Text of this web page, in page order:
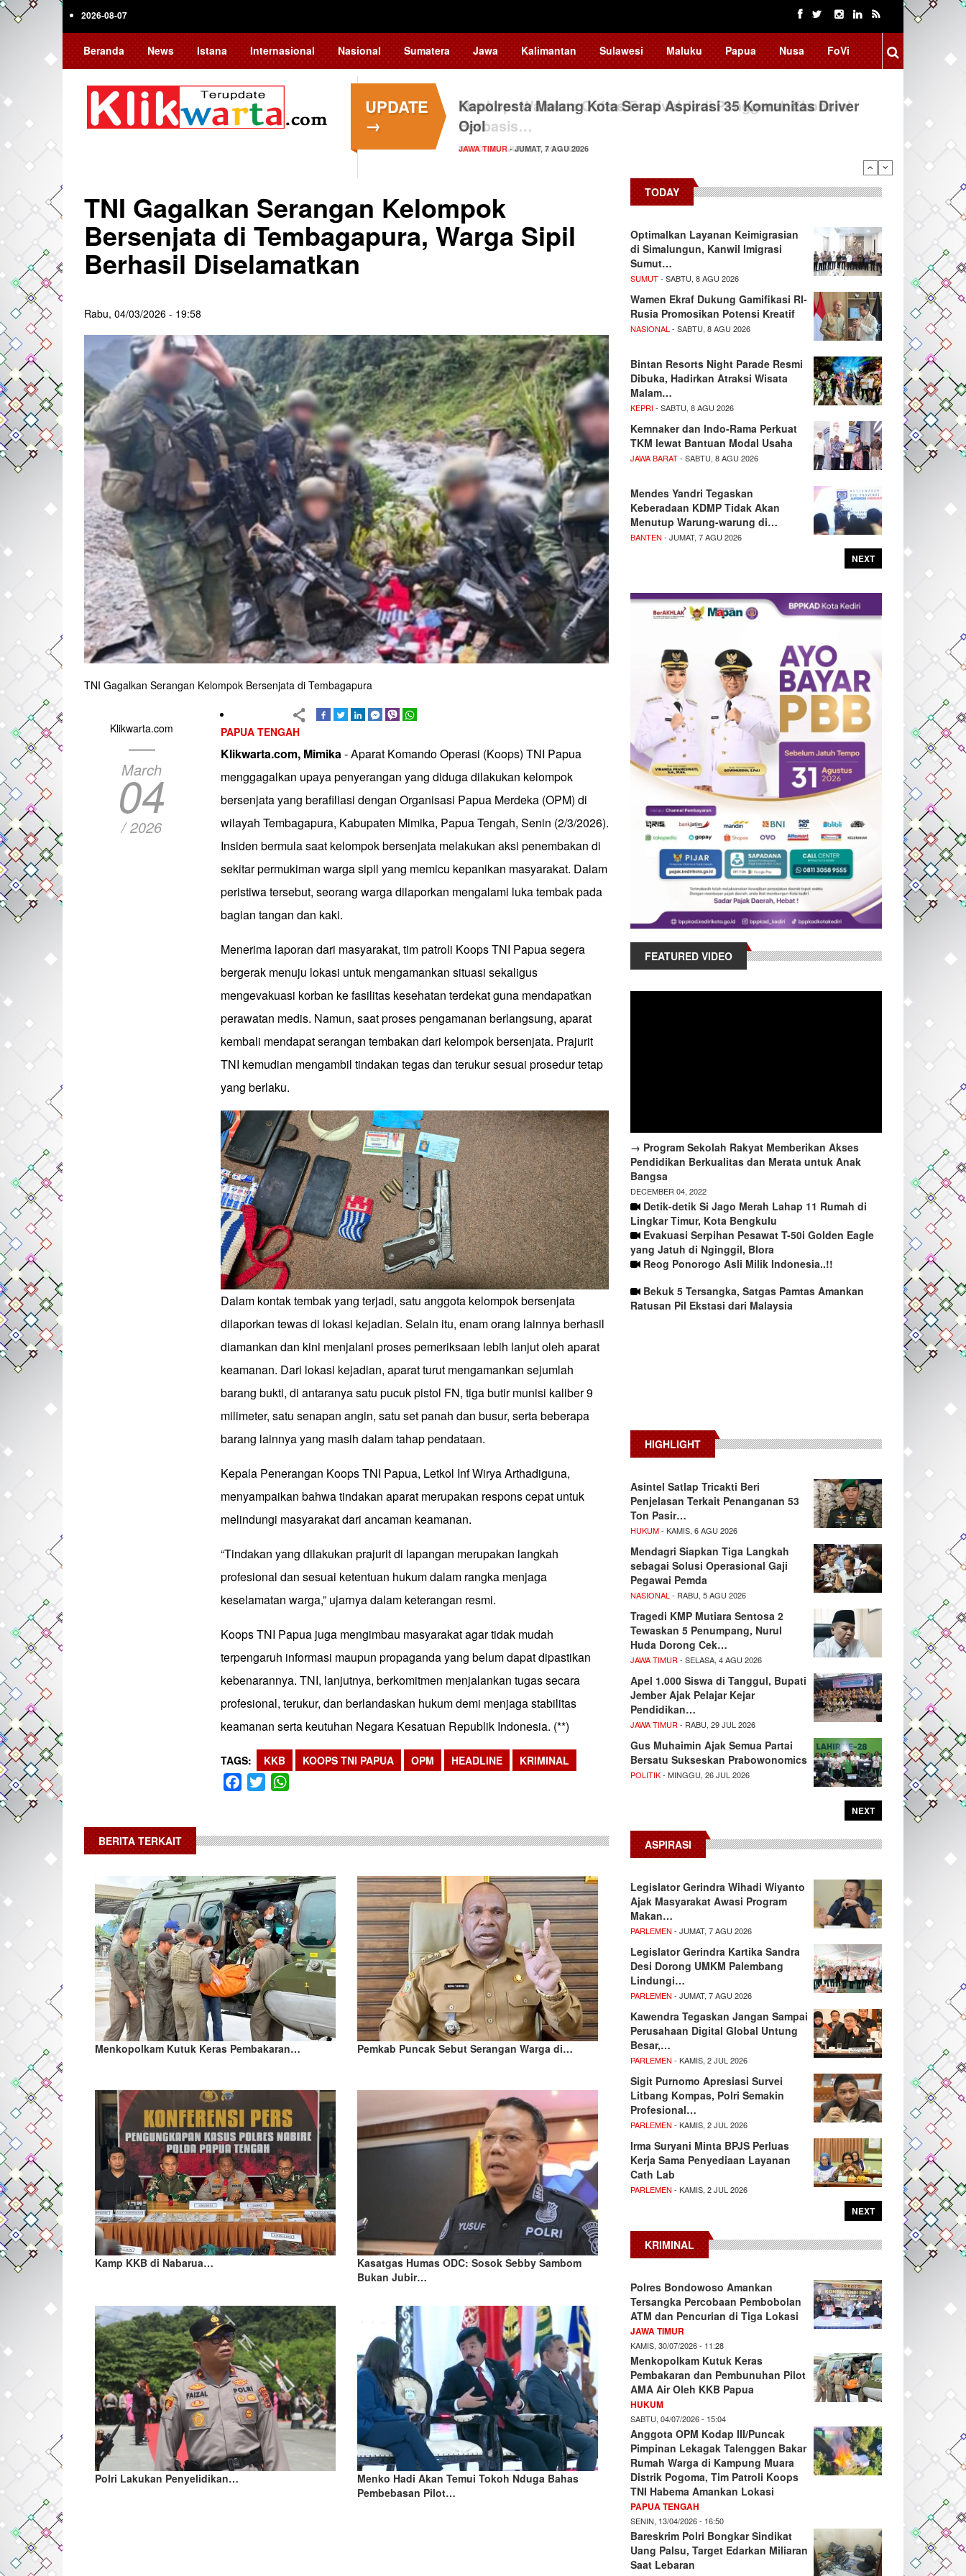
Skip
2026-08-07
Beranda News Istana Internasional Nasional Sumatera Jawa Kalimantan Sulawesi Maluku Papua Nusa FoVi
UPDATE
→
Kapolresta Malang Kota Serap Aspirasi 35 Komunitas Driver
Ojol
JAWA TIMUR- JUMAT, 7 AGU 2026
TNI Gagalkan Serangan Kelompok
Bersenjata di Tembagapura, Warga Sipil
Berhasil Diselamatkan
Rabu, 04/03/2026 - 19:58
TNI Gagalkan Serangan Kelompok Bersenjata di Tembagapura
Klikwarta.com
March
04
/ 2026
PAPUA TENGAH
Klikwarta.com, Mimika- Aparat Komando Operasi (Koops) TNI Papua
menggagalkan upaya penyerangan yang diduga dilakukan kelompok
bersenjata yang berafiliasi dengan Organisasi Papua Merdeka (OPM) di
wilayah Tembagapura, Kabupaten Mimika, Papua Tengah, Senin (2/3/2026).
Insiden bermula saat kelompok bersenjata melakukan aksi penembakan di
sekitar permukiman warga sipil yang memicu kepanikan masyarakat. Dalam
peristiwa tersebut, seorang warga dilaporkan mengalami luka tembak pada
bagian tangan dan kaki.
Menerima laporan dari masyarakat, tim patroli Koops TNI Papua segera
bergerak menuju lokasi untuk mengamankan situasi sekaligus
mengevakuasi korban ke fasilitas kesehatan terdekat guna mendapatkan
perawatan medis. Namun, saat proses pengamanan berlangsung, aparat
kembali mendapat serangan tembakan dari kelompok bersenjata. Prajurit
TNI kemudian mengambil tindakan tegas dan terukur sesuai prosedur tetap
yang berlaku.
Dalam kontak tembak yang terjadi, satu anggota kelompok bersenjata
dilaporkan tewas di lokasi kejadian. Selain itu, enam orang lainnya berhasil
diamankan dan kini menjalani proses pemeriksaan lebih lanjut oleh aparat
keamanan. Dari lokasi kejadian, aparat turut mengamankan sejumlah
barang bukti, di antaranya satu pucuk pistol FN, tiga butir munisi kaliber 9
milimeter, satu senapan angin, satu set panah dan busur, serta beberapa
barang lainnya yang masih dalam tahap pendataan.
Kepala Penerangan Koops TNI Papua, Letkol Inf Wirya Arthadiguna,
menyampaikan bahwa tindakan aparat merupakan respons cepat untuk
melindungi masyarakat dari ancaman keamanan.
“Tindakan yang dilakukan prajurit di lapangan merupakan langkah
profesional dan sesuai ketentuan hukum dalam rangka menjaga
keselamatan warga,” ujarnya dalam keterangan resmi.
Koops TNI Papua juga mengimbau masyarakat agar tidak mudah
terpengaruh informasi maupun propaganda yang belum dapat dipastikan
kebenarannya. TNI, lanjutnya, berkomitmen menjalankan tugas secara
profesional, terukur, dan berlandaskan hukum demi menjaga stabilitas
keamanan serta keutuhan Negara Kesatuan Republik Indonesia. (**)
TAGS KKB KOOPS TNI PAPUA OPM HEADLINE KRIMINAL
Facebook
Twitter
BERITA TERKAIT
Menkopolkam Kutuk Keras Pembakaran… Pemkab Puncak Sebut Serangan Warga di…
Kamp KKB di Nabarua…
Kasatgas Humas ODC: Sosok Sebby Sambom
Bukan Jubir…
Polri Lakukan Penyelidikan…
Menko Hadi Akan Temui Tokoh Nduga Bahas
Pembebasan Pilot…
TODAY
Optimalkan Layanan Keimigrasian
di Simalungun, Kanwil Imigrasi
Sumut…
SUMUT- SABTU, 8 AGU 2026
Wamen Ekraf Dukung Gamifikasi RI-
Rusia Promosikan Potensi Kreatif
NASIONAL - SABTU, 8 AGU 2026
Bintan Resorts Night Parade Resmi
Dibuka, Hadirkan Atraksi Wisata
Malam…
KEPRI- SABTU, 8 AGU 2026
Kemnaker dan Indo-Rama Perkuat
TKM lewat Bantuan Modal Usaha
JAWA BARAT- SABTU, 8 AGU 2026
Mendes Yandri Tegaskan
Keberadaan KDMP Tidak Akan
Menutup Warung-warung di…
BANTEN - JUMAT, 7 AGU 2026
NEXT
FEATURED VIDEO
→ Program Sekolah Rakyat Memberikan Akses
Pendidikan Berkualitas dan Merata untuk Anak
Bangsa
DECEMBER 04, 2022
Detik-detik Si Jago Merah Lahap 11 Rumah di
Lingkar Timur, Kota Bengkulu
Evakuasi Serpihan Pesawat T-50i Golden Eagle
yang Jatuh di Nginggil, Blora
Reog Ponorogo Asli Milik Indonesia..!!
Bekuk 5 Tersangka, Satgas Pamtas Amankan
Ratusan Pil Ekstasi dari Malaysia
HIGHLIGHT
Asintel Satlap Tricakti Beri
Penjelasan Terkait Penanganan 53
Ton Pasir…
HUKUM- KAMIS, 6 AGU 2026
Mendagri Siapkan Tiga Langkah
sebagai Solusi Operasional Gaji
Pegawai Pemda
NASIONAL - RABU, 5 AGU 2026
Tragedi KMP Mutiara Sentosa 2
Tewaskan 5 Penumpang, Nurul
Huda Dorong Cek…
JAWA TIMUR - SELASA, 4 AGU 2026
Apel 1.000 Siswa di Tanggul, Bupati
Jember Ajak Pelajar Kejar
Pendidikan…
JAWA TIMUR - RABU, 29 JUL 2026
Gus Muhaimin Ajak Semua Partai
Bersatu Sukseskan Prabowonomics
POLITIK- MINGGU, 26 JUL 2026
NEXT
ASPIRASI
Legislator Gerindra Wihadi Wiyanto
Ajak Masyarakat Awasi Program
Makan…
PARLEMEN - JUMAT, 7 AGU 2026
Legislator Gerindra Kartika Sandra
Desi Dorong UMKM Palembang
Lindungi…
PARLEMEN - JUMAT, 7 AGU 2026
Kawendra Tegaskan Jangan Sampai
Perusahaan Digital Global Untung
Besar,…
PARLEMEN - KAMIS, 2 JUL 2026
Sigit Purnomo Apresiasi Survei
Litbang Kompas, Polri Semakin
Profesional…
PARLEMEN - KAMIS, 2 JUL 2026
Irma Suryani Minta BPJS Perluas
Kerja Sama Penyediaan Layanan
Cath Lab
PARLEMEN - KAMIS, 2 JUL 2026
NEXT
KRIMINAL
Polres Bondowoso Amankan
Tersangka Percobaan Pembobolan
ATM dan Pencurian di Tiga Lokasi
JAWA TIMUR
KAMIS, 30/07/2026 - 11:28
Menkopolkam Kutuk Keras
Pembakaran dan Pembunuhan Pilot
AMA Air Oleh KKB Papua
HUKUM
SABTU, 04/07/2026 - 15:04
Anggota OPM Kodap III/Puncak
Pimpinan Lekagak Talenggen Bakar
Rumah Warga di Kampung Muara
Distrik Pogoma, Tim Patroli Koops
TNI Habema Amankan Lokasi
PAPUA TENGAH
SENIN, 13/04/2026 - 16:50
Bareskrim Polri Bongkar Sindikat
Uang Palsu, Target Edarkan Miliaran
Saat Lebaran